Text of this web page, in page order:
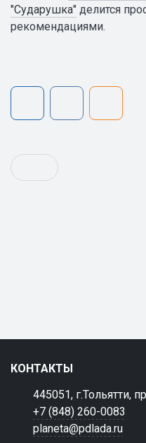
"Сударушка" делится
рекомендациями.
КОНТАКТЫ
445051, г.Тольятти,
+7 (848) 260-0083
planeta@pdlada.ru